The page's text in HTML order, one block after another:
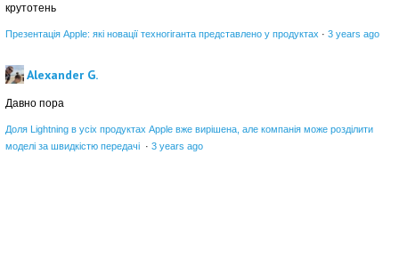
крутотень
Презентація Apple: які новації техногіганта представлено у продуктах · 3 years ago
Alexander G.
Давно пора
Доля Lightning в усіх продуктах Apple вже вирішена, але компанія може розділити
моделі за швидкістю передачі · 3 years ago